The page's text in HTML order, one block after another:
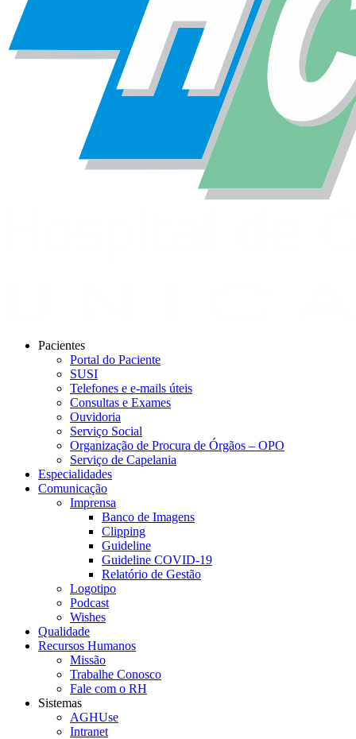
Pacientes
Portal do Paciente
SUSI
Telefones e e-mails úteis
Consultas e Exames
Ouvidoria
Serviço Social
Organização de Procura de Órgãos – OPO
Serviço de Capelania
Especialidades
Comunicação
Imprensa
Banco de Imagens
Clipping
Guideline
Guideline COVID-19
Relatório de Gestão
Logotipo
Podcast
Wishes
Qualidade
Recursos Humanos
Missão
Trabalhe Conosco
Fale com o RH
Sistemas
AGHUse
Intranet